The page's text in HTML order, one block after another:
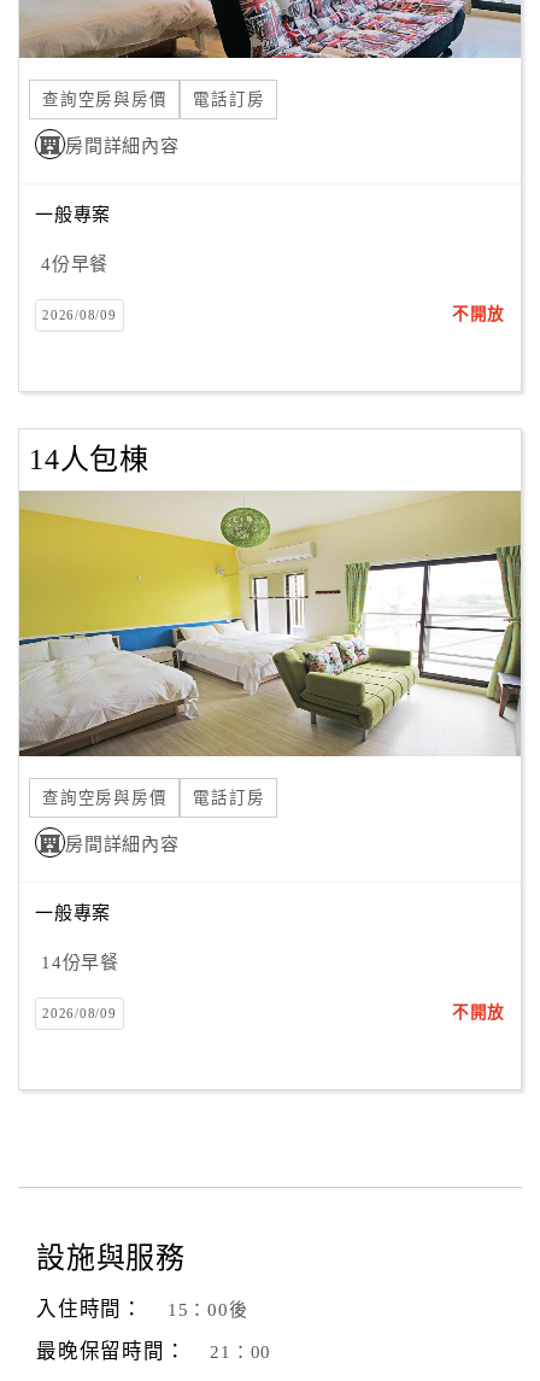
合
作
提
案
合
商
合
作
商
品
傳
查詢空房與房價 電話訂房
房間詳細內容
一般專案
4份早餐
2026/08/09 不開放
14人包棟
查詢空房與房價 電話訂房
房間詳細內容
一般專案
14份早餐
2026/08/09 不開放
設施與服務
入住時間： 15：00後
最晚保留時間： 21：00